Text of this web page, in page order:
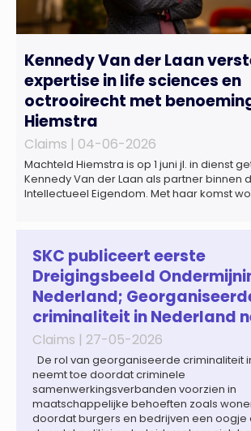
Kennedy Van der Laan
expertise in life sciences en
octrooirecht met
Hiemstra
Claims | 04-06-2026
Machteld Hiemstra is op 1 juni jl. in dienst
Kennedy Van der Laan als partner binnen
Intellectueel Eigendom. Met haar komst
regelgeving relevant voor de life sciences
SKC publiceert eerste
Dreigingsbeeld
Nederland;
criminaliteit in Nederland
Claims | 27-05-2026
De rol van georganiseerde criminaliteit
neemt toe doordat criminele
samenwerkingsverbanden voorzien in
maatschappelijke behoeften zoals
doordat burgers en bedrijven een oogje